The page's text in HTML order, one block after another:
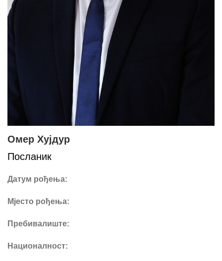
Омер Хујдур
Посланик
Датум рођења:
Мјесто рођења:
Пребивалиште:
Националност: